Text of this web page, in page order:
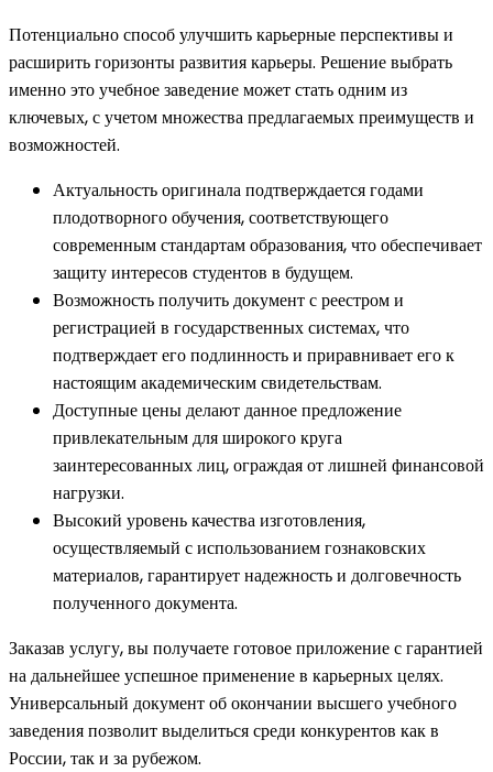
Потенциально способ улучшить карьерные перспективы и
расширить горизонты развития карьеры. Решение выбрать
именно это учебное заведение может стать одним из
ключевых, с учетом множества предлагаемых преимуществ и
возможностей.
Актуальность оригинала подтверждается годами
плодотворного обучения, соответствующего
современным стандартам образования, что обеспечивает
защиту интересов студентов в будущем.
Возможность получить документ с реестром и
регистрацией в государственных системах, что
подтверждает его подлинность и приравнивает его к
настоящим академическим свидетельствам.
Доступные цены делают данное предложение
привлекательным для широкого круга
заинтересованных лиц, ограждая от лишней финансовой
нагрузки.
Высокий уровень качества изготовления,
осуществляемый с использованием гознаковских
материалов, гарантирует надежность и долговечность
полученного документа.
Заказав услугу, вы получаете готовое приложение с гарантией
на дальнейшее успешное применение в карьерных целях.
Универсальный документ об окончании высшего учебного
заведения позволит выделиться среди конкурентов как в
России, так и за рубежом.